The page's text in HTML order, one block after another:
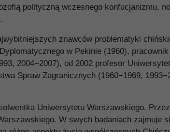
polityczną wczesnego konfucjanizmu,
znawców problematyki
w Pekinie (1960),
2004−2007), od 2002 profesor
Spraw Zagranicznych (1960−1969,
Uniwersytetu Warszawskiego.
W swych badaniach zajmuje